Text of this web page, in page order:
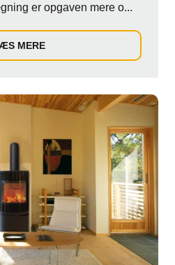
er opgaven mere o...
MERE